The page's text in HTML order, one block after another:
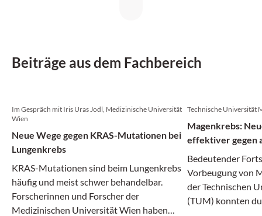
Beiträge aus dem Fachbereich
Im Gespräch mit Iris Uras Jodl, Medizinische Universität
Wien
Neue Wege gegen KRAS-Mutationen bei
Lungenkrebs
KRAS-Mutationen sind beim Lungenkrebs
häufig und meist schwer behandelbar.
Forscherinnen und Forscher der
Medizinischen Universität Wien haben
Technische Universität
Magenkrebs:
effektiver gegen
Bedeutender
Vorbeugung von
der Technischen
(TUM) konnten